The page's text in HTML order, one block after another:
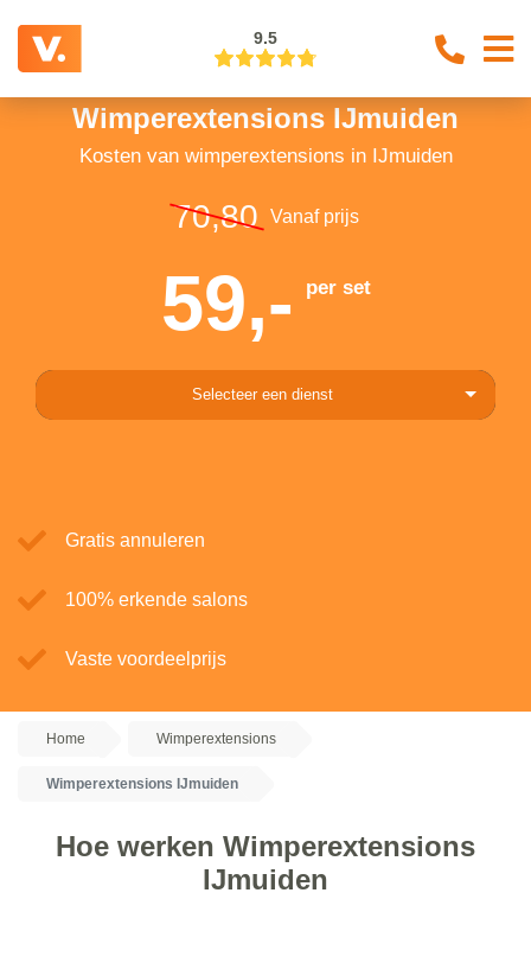
9.5
Wimperextensions IJmuiden
Kosten van wimperextensions in IJmuiden
70,80 Vanaf prijs
59,- per set
Selecteer een dienst
Gratis annuleren
100% erkende salons
Vaste voordeelprijs
Home Wimperextensions
Wimperextensions IJmuiden
Hoe werken Wimperextensions
IJmuiden